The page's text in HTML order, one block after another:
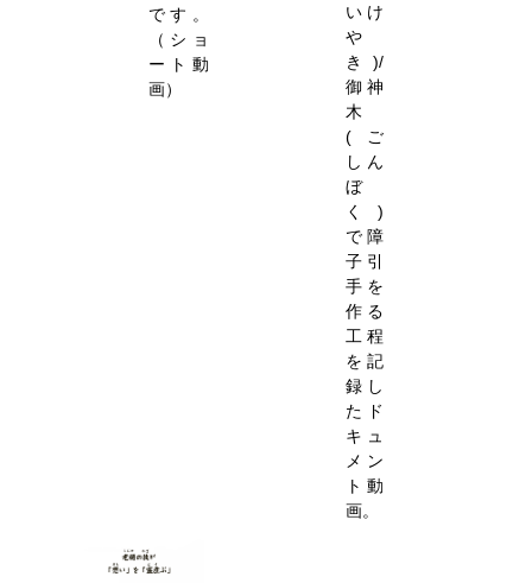
です。
（ショ
ート動
画）
いけ
や
き)/
御神
木
(ご
しん
ぼ
く)
で障
子引
手を
作る
工程
を記
録し
たド
キュ
メン
ト動
画。